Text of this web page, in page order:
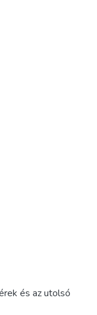
és az utolsó